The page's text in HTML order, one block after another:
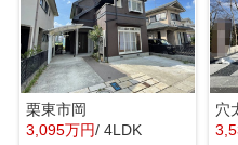
栗東市岡
3,095万円/ 4LDK
穴